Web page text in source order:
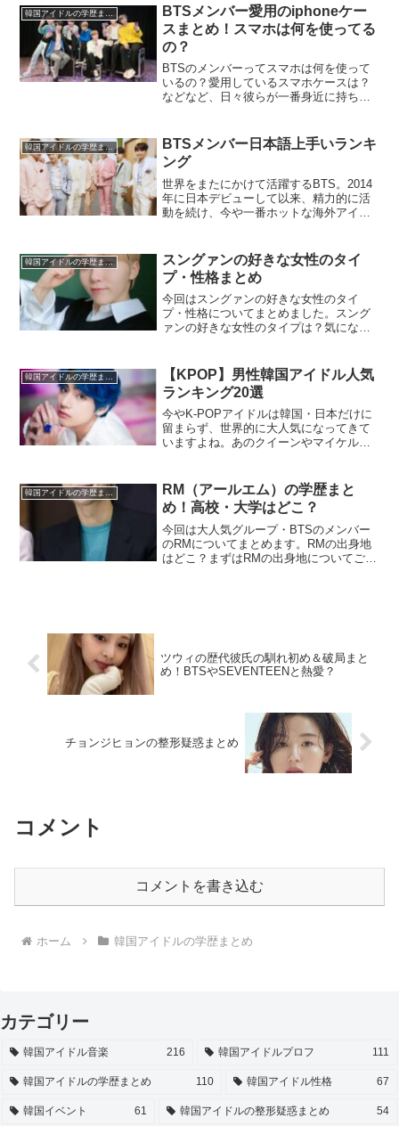
ターは日...
韓国アイドルの学歴まとめ
BTSメンバー愛用のiphoneケー
スまとめ！スマホは何を使ってる
の？
BTSのメンバーってスマホは何を使って
いるの？愛用しているスマホケースは？
などなど、日々彼らが一番身近に持ち歩
因みに、BTSは韓国でGALAXYイメージ
モデルを務めてい...
韓国アイドルの学歴まとめ
BTSメンバー日本語上手いランキ
ング
世界をまたにかけて活躍するBTS。2014
年に日本デビューして以来、精力的に活
動を続け、今や一番ホットな海外アイド
出演することも多く、メンバー7人全員が
日本語を話すこと...
韓国アイドルの学歴まとめ
スングァンの好きな女性のタイ
プ・性格まとめ
今回はスングァンの好きな女性のタイ
プ・性格についてまとめました。スング
ァンの好きな女性のタイプは？気になる
好きだそうです。見た目は色白で、目が
大きく、おおらかな女性が好き...
韓国アイドルの学歴まとめ
【KPOP】男性韓国アイドル人気
ランキング20選
今やK-POPアイドルは韓国・日本だけに
留まらず、世界的に大人気になってきて
いますよね。あのクイーンやマイケル・
年団」がライブを開催したことも記憶に
新しいのではないかと...
RM（アールエム）の学歴まと
め！高校・大学はどこ？
今回は大人気グループ・BTSのメンバー
のRMについてまとめます。RMの出身地
はどこ？まずはRMの出身地についてご紹
ツウィの歴代彼氏の馴れ初め＆破局まと
め！BTSやSEVENTEENと熱愛？
チョンジヒョンの整形疑惑まとめ
コメント
コメントを書き込む
ホーム 韓国アイドルの学歴まとめ
カテゴリー
韓国アイドル音楽 216 韓国アイドルプロフ 111
韓国アイドルの学歴まとめ 110 韓国アイドル性格 67
韓国イベント 61 韓国アイドルの整形疑惑まとめ 54